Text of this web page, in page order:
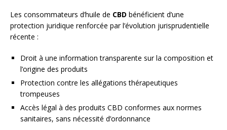
Les consommateurs d’huile de CBD bénéficient d’une
protection juridique renforcée par l’évolution jurisprudentielle
récente :
Droit à une information transparente sur la composition et
l’origine des produits
Protection contre les allégations thérapeutiques
trompeuses
Accès légal à des produits CBD conformes aux normes
sanitaires, sans nécessité d’ordonnance